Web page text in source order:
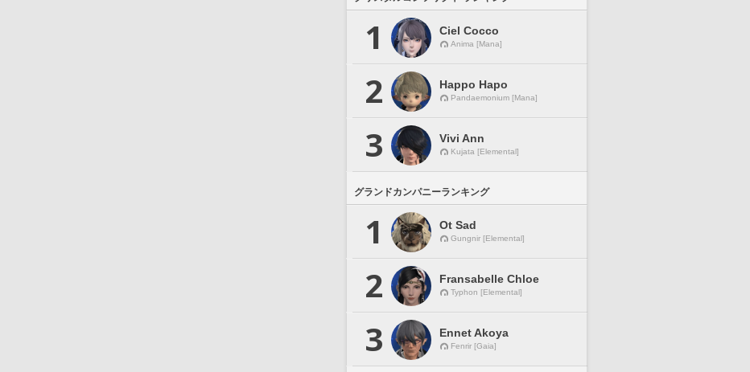
1 Ciel Cocco
Anima [Mana]
2 Happo Hapo
Pandaemonium [Mana]
3 Vivi Ann
Kujata [Elemental]
グランドカンパニーランキング
1 Ot Sad
Gungnir [Elemental]
2 Fransabelle Chloe
Typhon [Elemental]
3 Ennet Akoya
Fenrir [Gaia]